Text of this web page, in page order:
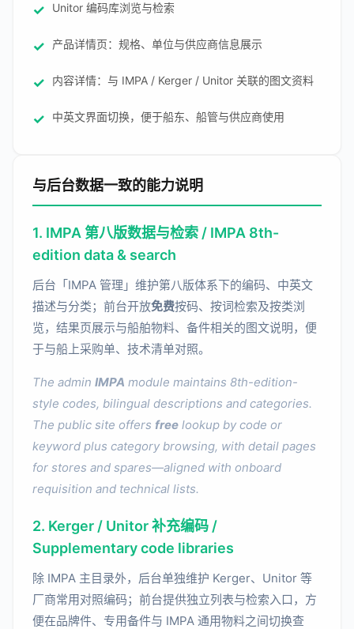
Unitor 编码库浏览与检索
产品详情页：规格、单位与供应商信息展示
内容详情：与 IMPA / Kerger / Unitor 关联的图文资料
中英文界面切换，便于船东、船管与供应商使用
与后台数据一致的能力说明
1. IMPA 第八版数据与检索 / IMPA 8th-
edition data & search
后台「IMPA 管理」维护第八版体系下的编码、中英文
描述与分类；前台开放免费按码、按词检索及按类浏
览，结果页展示与船舶物料、备件相关的图文说明，便
于与船上采购单、技术清单对照。
The admin IMPA module maintains 8th-edition-
style codes, bilingual descriptions and categories.
The public site offers free lookup by code or
keyword plus category browsing, with detail pages
for stores and spares—aligned with onboard
requisition and technical lists.
2. Kerger / Unitor 补充编码 /
Supplementary code libraries
除 IMPA 主目录外，后台单独维护 Kerger、Unitor 等
厂商常用对照编码；前台提供独立列表与检索入口，方
便在品牌件、专用备件与 IMPA 通用物料之间切换查